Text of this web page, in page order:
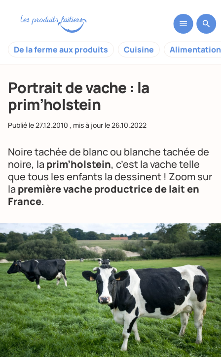
De la ferme aux produits Cuisine
Portrait de vache : la
prim’holstein
Publié le27.12.2010 , mis à jour le26.10.2022
Noire tachée de blanc ou blanche tachée de
noire, la prim’holstein, c’est la vache telle
que tous les enfants la dessinent ! Zoom sur
la première vache productrice de lait en
France.